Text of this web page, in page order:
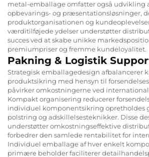
metal-emballage omfatter også udvikling
opbevarings- og præsentationsløsninger,
produktorganisationen og
værditilføjede ydelser understøtter
succes ved at skabe unikke
premiumpriser og fremme kundeloyalitet.
Pakning & Logistik
Strategisk emballagedesign afbalancerer
produktsikring med hensyn til
påvirker omkostningerne ved
Kompakt organisering reducerer
individuel komponentsikring opretholdes
polstring og adskillelsesteknikker. Disse
understøtter omkostningseffektive
forbedrer den samlede rentabilitet for
Individuel emballage af hver enkelt
primære beholder faciliterer